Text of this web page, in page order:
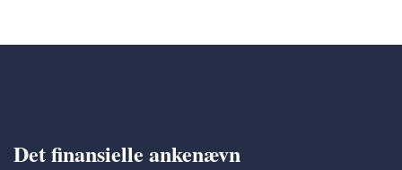
Det finansielle ankenævn